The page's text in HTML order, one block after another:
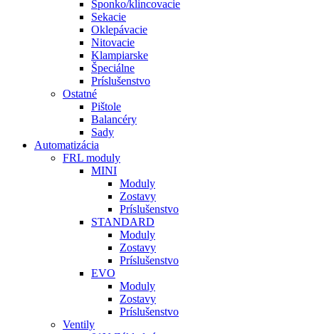
Sponko/klincovacie
Sekacie
Oklepávacie
Nitovacie
Klampiarske
Špeciálne
Príslušenstvo
Ostatné
Pištole
Balancéry
Sady
Automatizácia
FRL moduly
MINI
Moduly
Zostavy
Príslušenstvo
STANDARD
Moduly
Zostavy
Príslušenstvo
EVO
Moduly
Zostavy
Príslušenstvo
Ventily